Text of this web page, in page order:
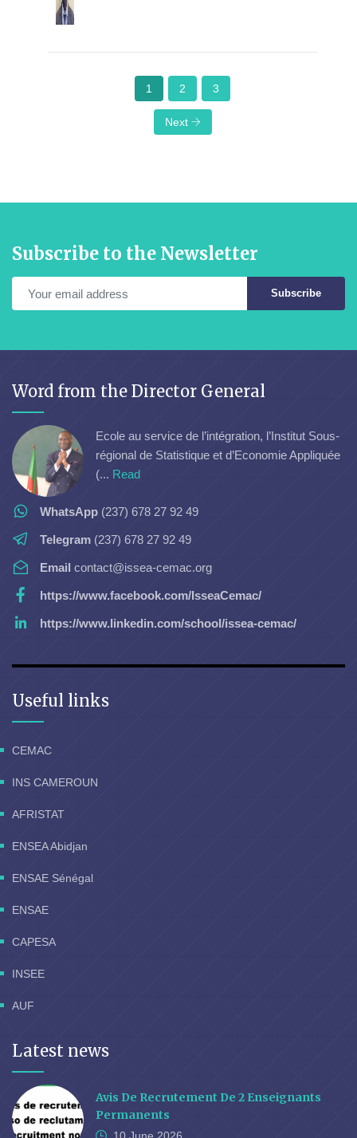
1 2 3
Next
Subscribe to the Newsletter
Subscribe
Word from the Director General
Ecole au service de l’intégration, l’Institut Sous-
régional de Statistique et d’Economie Appliquée
(... Read
WhatsApp (237) 678 27 92 49
Telegram (237) 678 27 92 49
Email contact@issea-cemac.org
https://www.facebook.com/IsseaCemac/
https://www.linkedin.com/school/issea-cemac/
Useful links
CEMAC
INS CAMEROUN
AFRISTAT
ENSEA Abidjan
ENSAE Sénégal
ENSAE
CAPESA
INSEE
AUF
Latest news
Avis De Recrutement De 2 Enseignants
Permanents